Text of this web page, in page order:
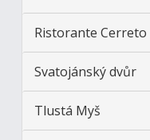
Ristorante Cerreto
Svatojánský dvůr
Tlustá Myš